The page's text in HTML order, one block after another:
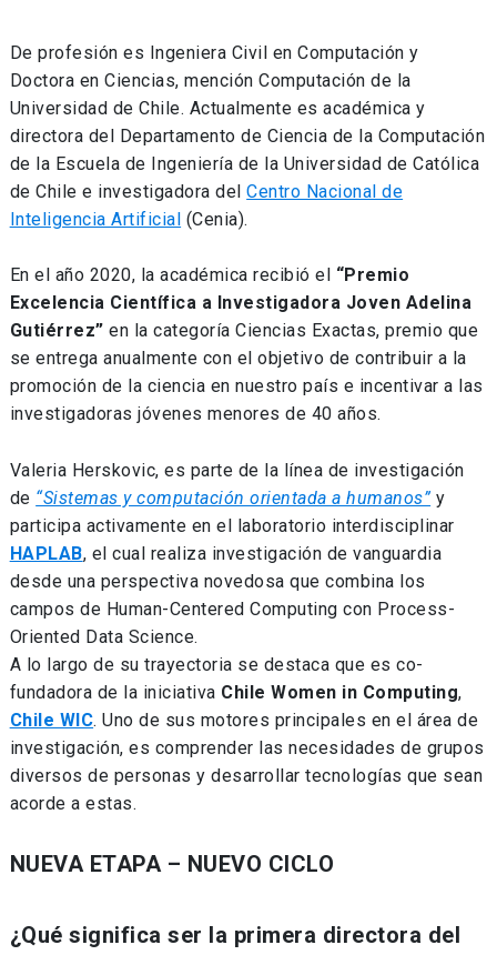
De profesión es Ingeniera Civil en Computación y
Doctora en Ciencias, mención Computación de la
Universidad de Chile. Actualmente es académica y
directora del Departamento de Ciencia de la Computación
de la Escuela de Ingeniería de la Universidad de Católica
de Chile e investigadora delCentro Nacional de
Inteligencia Artificial (Cenia).
En el año 2020, la académica recibió el “Premio
Excelencia Científica a Investigadora Joven Adelina
Gutiérrez”en la categoría Ciencias Exactas, premio que
se entrega anualmente con el objetivo de contribuir a la
promoción de la ciencia en nuestro país e incentivar a las
investigadoras jóvenes menores de 40 años.
Valeria Herskovic, es parte de la línea de investigación
de “Sistemas y computación orientada a humanos”y
participa activamente en el laboratorio interdisciplinar
HAPLAB, el cual realiza investigación de vanguardia
desde una perspectiva novedosa que combina los
campos de Human-Centered Computing con Process-
Oriented Data Science.
A lo largo de su trayectoria se destaca que es co-
fundadora de la iniciativa Chile Women in Computing,
Chile WIC. Uno de sus motores principales en el área de
investigación, es comprender las necesidades de grupos
diversos de personas y desarrollar tecnologías que sean
acorde a estas.
NUEVA ETAPA – NUEVO CICLO
¿Qué significa ser la primera directora del